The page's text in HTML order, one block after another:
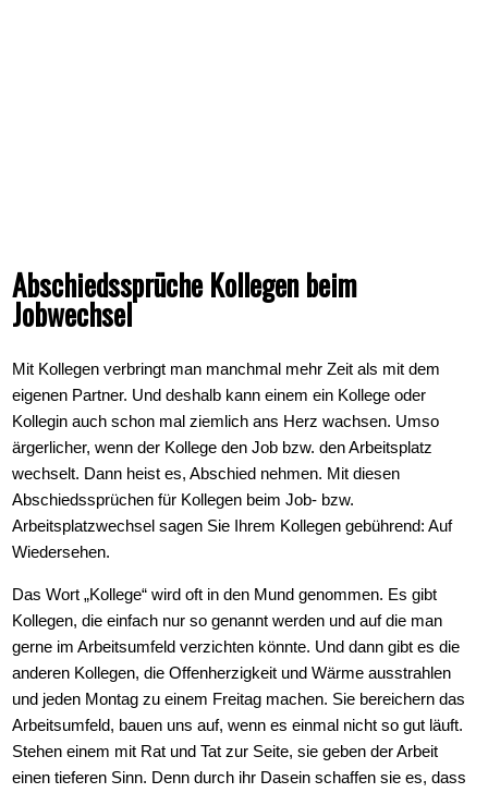
Abschiedssprüche Kollegen beim
Jobwechsel
Mit Kollegen verbringt man manchmal mehr Zeit als mit dem
eigenen Partner. Und deshalb kann einem ein Kollege oder
Kollegin auch schon mal ziemlich ans Herz wachsen. Umso
ärgerlicher, wenn der Kollege den Job bzw. den Arbeitsplatz
wechselt. Dann heist es, Abschied nehmen. Mit diesen
Abschiedssprüchen für Kollegen beim Job- bzw.
Arbeitsplatzwechsel sagen Sie Ihrem Kollegen gebührend: Auf
Wiedersehen.
Das Wort „Kollege“ wird oft in den Mund genommen. Es gibt
Kollegen, die einfach nur so genannt werden und auf die man
gerne im Arbeitsumfeld verzichten könnte. Und dann gibt es die
anderen Kollegen, die Offenherzigkeit und Wärme ausstrahlen
und jeden Montag zu einem Freitag machen. Sie bereichern das
Arbeitsumfeld, bauen uns auf, wenn es einmal nicht so gut läuft.
Stehen einem mit Rat und Tat zur Seite, sie geben der Arbeit
einen tieferen Sinn. Denn durch ihr Dasein schaffen sie es, dass